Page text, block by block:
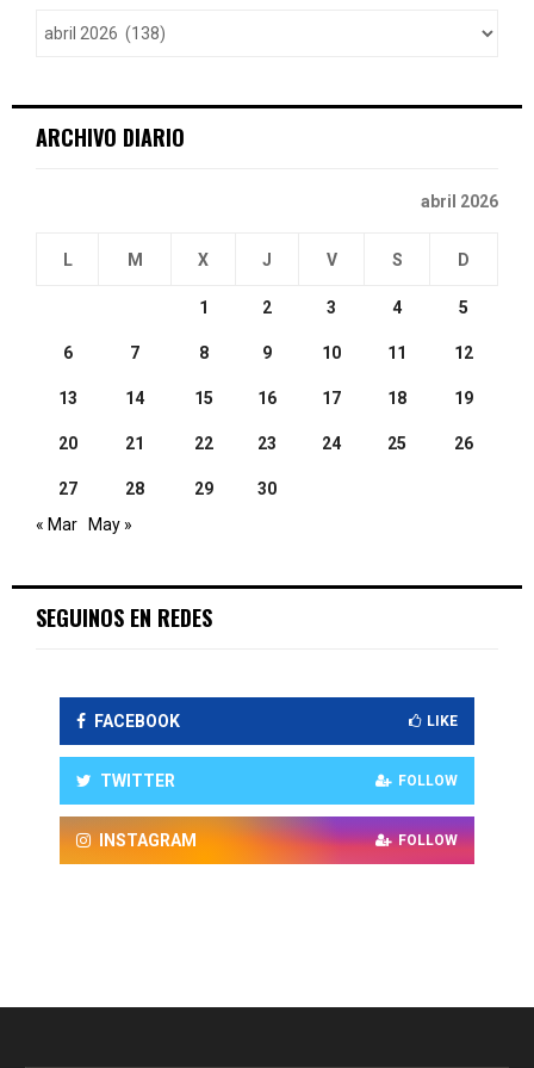
ARCHIVO DIARIO
abril 2026
L M X J V S D
1 2 3 4 5
6 7 8 9 10 11 12
13 14 15 16 17 18 19
20 21 22 23 24 25 26
27 28 29
30
« Mar
May »
SEGUINOS EN REDES
FACEBOOK LIKE
TWITTER FOLLOW
INSTAGRAM FOLLOW